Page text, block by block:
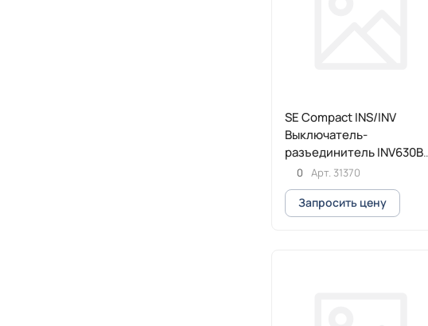
SE Compact INS/INV
Выключатель-
разъединитель INV630B
3P0 Арт. 31370
Запросить цену